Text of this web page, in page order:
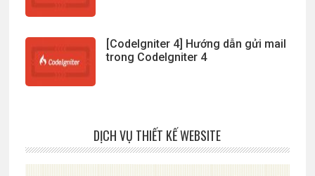
[CodeIgniter 4] Hướng dẫn gửi mail
trong CodeIgniter 4
DỊCH VỤ THIẾT KẾ WEBSITE